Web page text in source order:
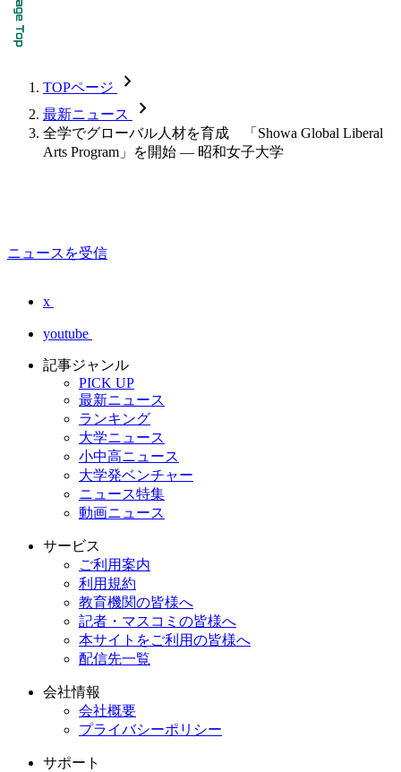
TOPページ chevron_forward
最新ニュース chevron_forward
全学でグローバル人材を育成 「Showa Global Liberal
Arts Program」を開始 — 昭和女子大学
ニュースを受信
x
youtube
記事ジャンル
PICK UP
最新ニュース
ランキング
大学ニュース
小中高ニュース
大学発ベンチャー
ニュース特集
動画ニュース
サービス
ご利用案内
利用規約
教育機関の皆様へ
記者・マスコミの皆様へ
本サイトをご利用の皆様へ
配信先一覧
会社情報
会社概要
プライバシーポリシー
サポート